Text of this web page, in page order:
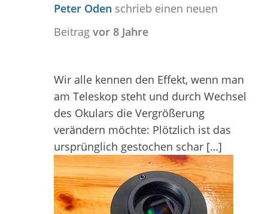
Peter Oden schrieb einen neuen
Beitrag vor 8 Jahre
Wir alle kennen den Effekt, wenn man
am Teleskop steht und durch Wechsel
des Okulars die Vergrößerung
verändern möchte: Plötzlich ist das
ursprünglich gestochen schar […]